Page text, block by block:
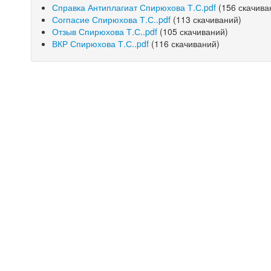
Справка Антиплагиат Спирюхова Т.С.pdf (156
Согпасие Спирюхова Т.С..pdf (113 скачиваний)
Отзыв Спирюхова Т.С..pdf (105 скачиваний)
ВКР Спирюхова Т.С..pdf (116 скачиваний)